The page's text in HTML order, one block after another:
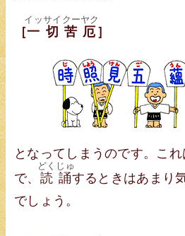
［一切苦厄
イッサイクーヤク
］
となってしまうのです。こ
で、 読誦
どくじゅ
するときはあまり
でしょう。